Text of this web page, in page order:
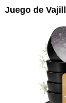
Juego de